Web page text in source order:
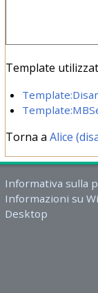
Template
Torna a Alice
Informativa sulla
Informazioni su
Desktop